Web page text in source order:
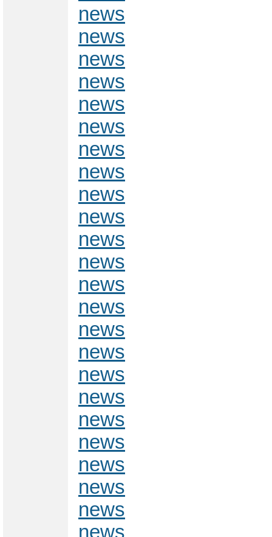
news
news
news
news
news
news
news
news
news
news
news
news
news
news
news
news
news
news
news
news
news
news
news
news